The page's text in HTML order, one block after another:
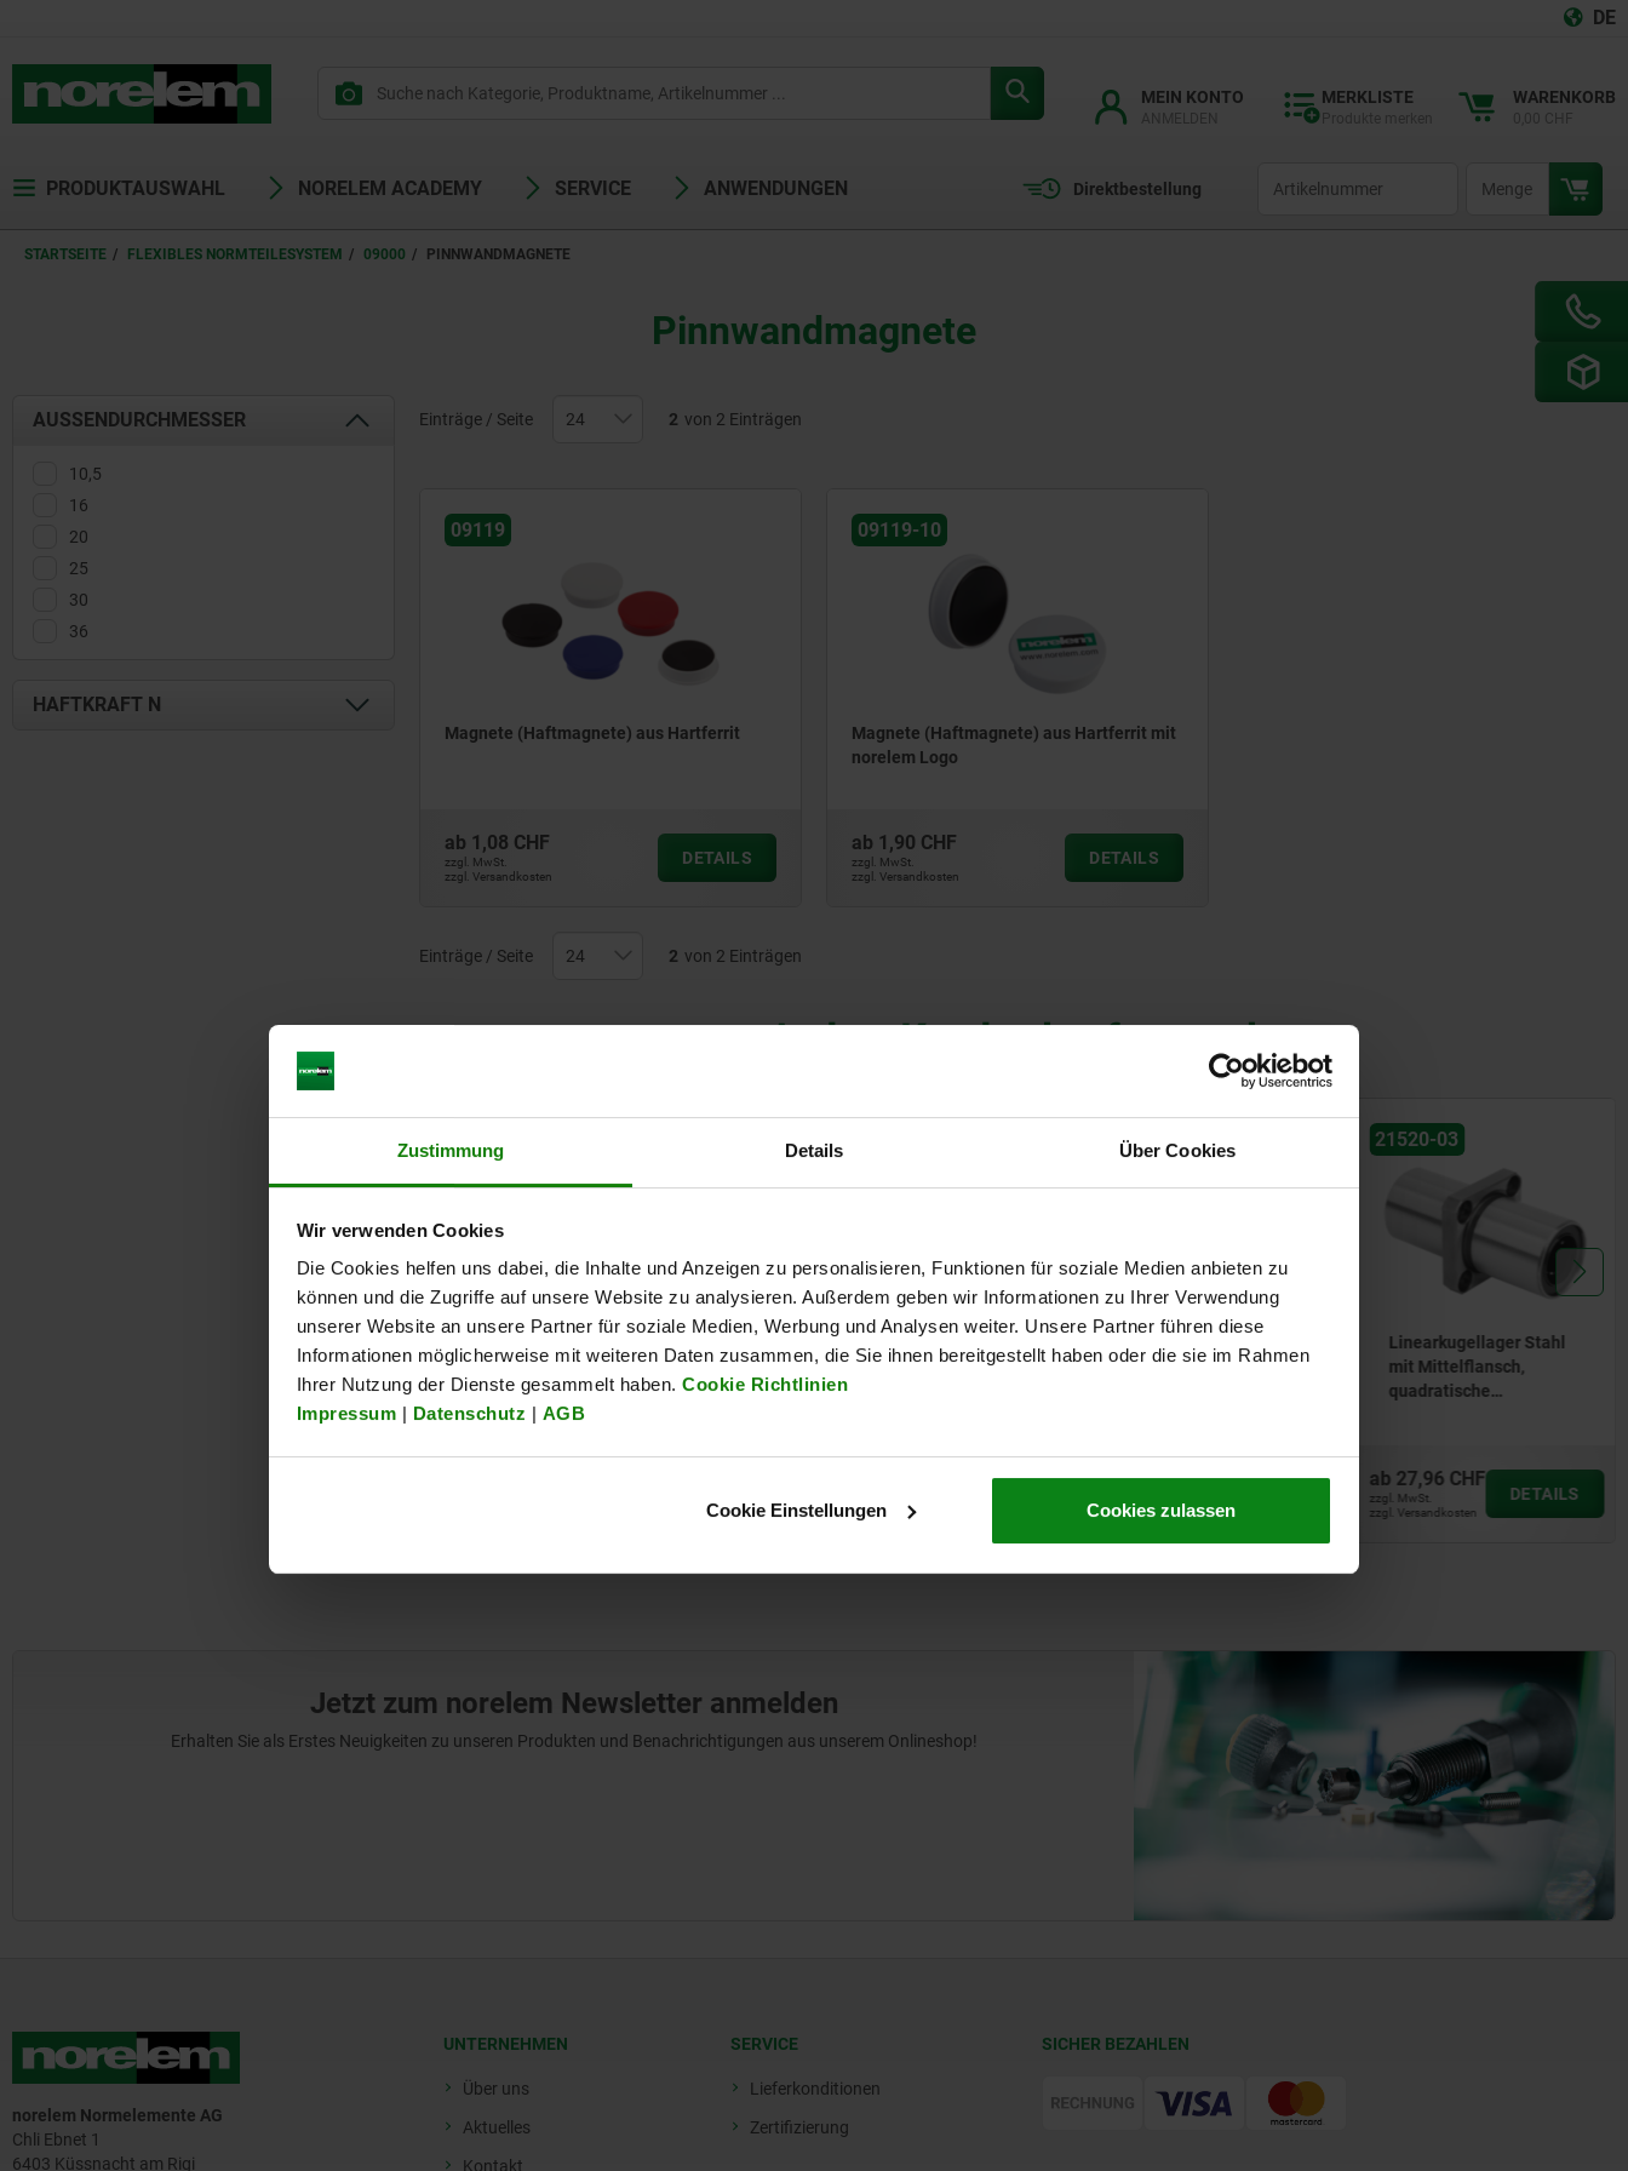
Zustimmung Details Über Cookies
Wir verwenden Cookies
Die Cookies helfen uns dabei, die Inhalte und Anzeigen zu personalisieren, Funktionen für soziale Medien anbieten zu
können und die Zugriffe auf unsere Website zu analysieren. Außerdem geben wir Informationen zu Ihrer Verwendung
unserer Website an unsere Partner für soziale Medien, Werbung und Analysen weiter. Unsere Partner führen diese
Informationen möglicherweise mit weiteren Daten zusammen, die Sie ihnen bereitgestellt haben oder die sie im Rahmen
Ihrer Nutzung der Dienste gesammelt haben. Cookie Richtlinien
Impressum | Datenschutz | AGB
Cookie Einstellungen Cookies zulassen
DE
MEIN KONTO MERKLISTE WARENKORB
PRODUKTAUSWAHL NORELEM ACADEMY SERVICE ANWENDUNGEN Direktbestellung
STARTSEITE FLEXIBLES NORMTEILESYSTEM 09000 PINNWANDMAGNETE
Pinnwandmagnete
AUSSENDURCHMESSER
10,5
16
20
25
30
36
HAFTKRAFT N
Einträge / Seite 2 von 2 Einträgen
09119
Magnete (Haftmagnete) aus Hartferrit
ab 1,08 CHF
zzgl. MwSt.
zzgl. Versandkosten
DETAILS
09119-10
Magnete (Haftmagnete) aus Hartferrit mit
norelem Logo
ab 1,90 CHF
zzgl. MwSt.
zzgl. Versandkosten
DETAILS
Einträge / Seite 2 von 2 Einträgen
Andere Kunden kauften auch
NEU
DIN 6336 Stahlteile
mit Mittelflansch,
runde Ausführung
21524
Lineargehäuseeinheiten
mit Flansch, Tandem
zzgl. Versandkosten
21540-10
Aluminium Tandem
ab77,79 CHF
zzgl. Versandkosten
21520-03
Linearkugellager Stahl
mit Mittelflansch,
quadratische
ab 27,96 CHF
zzgl. MwSt.
zzgl. Versandkosten
DETAILS
Jetzt zum norelem Newsletter anmelden
Erhalten Sie als Erstes Neuigkeiten zu unseren Produkten und Benachrichtigungen aus unserem Onlineshop!
norelem Normelemente AG
Chli Ebnet 1
6403 Küssnacht am Rigi
UNTERNEHMEN
Über uns
Aktuelles
Kontakt
SERVICE
Lieferkonditionen
Zertifizierung
SICHER BEZAHLEN